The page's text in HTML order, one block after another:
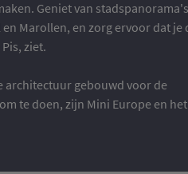
Geniet van
Marollen, en zorg ervoor dat je
ziet.
architectuur gebouwd voor de
te doen, zijn Mini Europe en